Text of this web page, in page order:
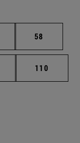
Páginas intermedias
Página
58
Páginas intermedias
Página
110